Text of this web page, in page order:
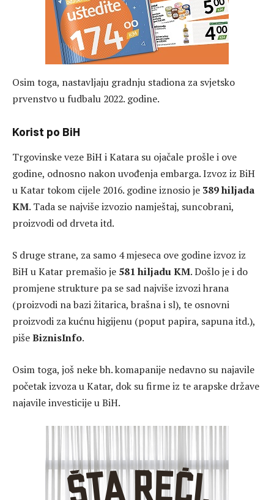
Osim toga, nastavljaju gradnju stadiona za svjetsko
prvenstvo u fudbalu 2022. godine.
Korist po BiH
Trgovinske veze BiH i Katara su ojačale prošle i ove
godine, odnosno nakon uvođenja embarga. Izvoz iz BiH
u Katar tokom cijele 2016. godine iznosio je 389 hiljada
KM. Tada se najviše izvozio namještaj, suncobrani,
proizvodi od drveta itd.
S druge strane, za samo 4 mjeseca ove godine izvoz iz
BiH u Katar premašio je 581 hiljadu KM. Došlo je i do
promjene strukture pa se sad najviše izvozi hrana
(proizvodi na bazi žitarica, brašna i sl), te osnovni
proizvodi za kućnu higijenu (poput papira, sapuna itd.),
pišeBiznisInfo.
Osim toga, još neke bh. komapanije nedavno su najavile
početak izvoza u Katar, dok su firme iz te arapske države
najavile investicije u BiH.